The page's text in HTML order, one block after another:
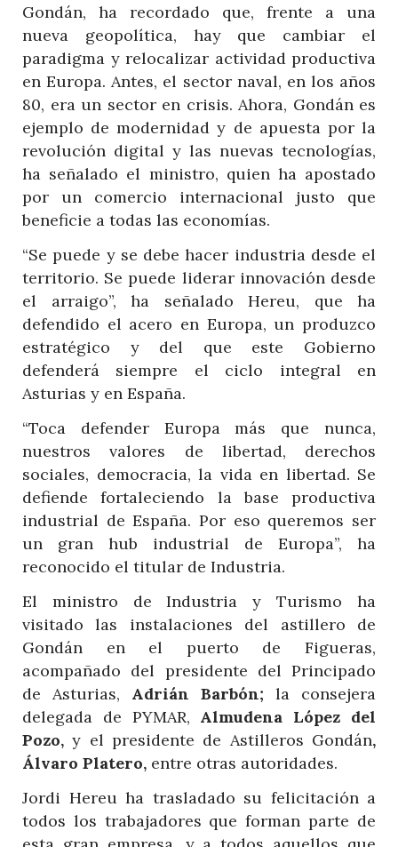
Gondán, ha recordado que, frente a una
nueva geopolítica, hay que cambiar el
paradigma y relocalizar actividad productiva
en Europa. Antes, el sector naval, en los años
80, era un sector en crisis. Ahora, Gondán es
ejemplo de modernidad y de apuesta por la
revolución digital y las nuevas tecnologías,
ha señalado el ministro, quien ha apostado
por un comercio internacional justo que
beneficie a todas las economías.
“Se puede y se debe hacer industria desde el
territorio. Se puede liderar innovación desde
el arraigo”, ha señalado Hereu, que ha
defendido el acero en Europa, un produzco
estratégico y del que este Gobierno
defenderá siempre el ciclo integral en
Asturias y en España.
“Toca defender Europa más que nunca,
nuestros valores de libertad, derechos
sociales, democracia, la vida en libertad. Se
defiende fortaleciendo la base productiva
industrial de España. Por eso queremos ser
un gran hub industrial de Europa”, ha
reconocido el titular de Industria.
El ministro de Industria y Turismo ha
visitado las instalaciones del astillero de
Gondán en el puerto de Figueras,
acompañado del presidente del Principado
de Asturias, Adrián Barbón; la consejera
delegada de PYMAR, Almudena López del
Pozo, y el presidente de Astilleros Gondán,
Álvaro Platero, entre otras autoridades.
Jordi Hereu ha trasladado su felicitación a
todos los trabajadores que forman parte de